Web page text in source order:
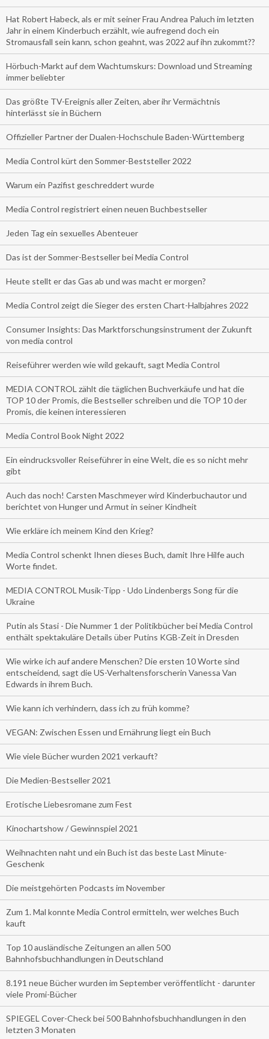
Hat Robert Habeck, als er mit seiner Frau Andrea Paluch im letzten
Jahr in einem Kinderbuch erzählt, wie aufregend doch ein
Stromausfall sein kann, schon geahnt, was 2022 auf ihn zukommt??
Hörbuch-Markt auf dem Wachtumskurs: Download und Streaming
immer beliebter
Das größte TV-Ereignis aller Zeiten, aber ihr Vermächtnis
hinterlässt sie in Büchern
Offizieller Partner der Dualen-Hochschule Baden-Württemberg
Media Control kürt den Sommer-Beststeller 2022
Warum ein Pazifist geschreddert wurde
Media Control registriert einen neuen Buchbestseller
Jeden Tag ein sexuelles Abenteuer
Das ist der Sommer-Bestseller bei Media Control
Heute stellt er das Gas ab und was macht er morgen?
Media Control zeigt die Sieger des ersten Chart-Halbjahres 2022
Consumer Insights: Das Marktforschungsinstrument der Zukunft
von media control
Reiseführer werden wie wild gekauft, sagt Media Control
MEDIA CONTROL zählt die täglichen Buchverkäufe und hat die
TOP 10 der Promis, die Bestseller schreiben und die TOP 10 der
Promis, die keinen interessieren
Media Control Book Night 2022
Ein eindrucksvoller Reiseführer in eine Welt, die es so nicht mehr
gibt
Auch das noch! Carsten Maschmeyer wird Kinderbuchautor und
berichtet von Hunger und Armut in seiner Kindheit
Wie erkläre ich meinem Kind den Krieg?
Media Control schenkt Ihnen dieses Buch, damit Ihre Hilfe auch
Worte findet.
MEDIA CONTROL Musik-Tipp - Udo Lindenbergs Song für die
Ukraine
Putin als Stasi - Die Nummer 1 der Politikbücher bei Media Control
enthält spektakuläre Details über Putins KGB-Zeit in Dresden
Wie wirke ich auf andere Menschen? Die ersten 10 Worte sind
entscheidend, sagt die US-Verhaltensforscherin Vanessa Van
Edwards in ihrem Buch.
Wie kann ich verhindern, dass ich zu früh komme?
VEGAN: Zwischen Essen und Ernährung liegt ein Buch
Wie viele Bücher wurden 2021 verkauft?
Die Medien-Bestseller 2021
Erotische Liebesromane zum Fest
Kinochartshow / Gewinnspiel 2021
Weihnachten naht und ein Buch ist das beste Last Minute-
Geschenk
Die meistgehörten Podcasts im November
Zum 1. Mal konnte Media Control ermitteln, wer welches Buch
kauft
Top 10 ausländische Zeitungen an allen 500
Bahnhofsbuchhandlungen in Deutschland
8.191 neue Bücher wurden im September veröffentlicht - darunter
viele Promi-Bücher
SPIEGEL Cover-Check bei 500 Bahnhofsbuchhandlungen in den
letzten 3 Monaten